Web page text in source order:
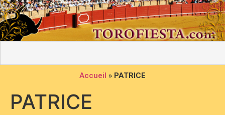
Accueil » PATRICE
PATRICE